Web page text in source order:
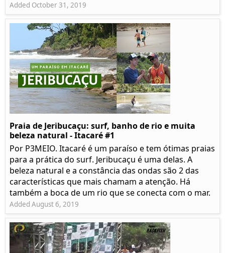
Added October 31, 2019
Praia de Jeribucaçu: surf, banho de rio e muita
beleza natural - Itacaré #1
Por P3MEIO. Itacaré é um paraíso e tem ótimas praias
para a prática do surf. Jeribucaçu é uma delas. A
beleza natural e a constância das ondas são 2 das
características que mais chamam a atenção. Há
também a boca de um rio que se conecta com o mar.
Added August 6, 2019